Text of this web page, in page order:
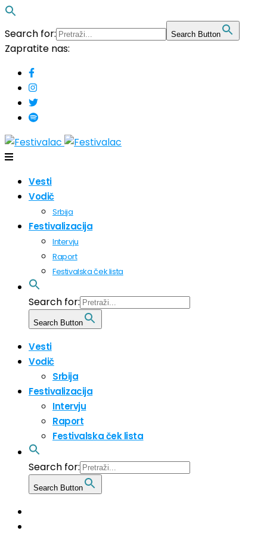
Search for: Search Button
Zapratite nas:
Vesti
Vodič
Srbija
Festivalizacija
Intervju
Raport
Festivalska ček lista
Search for:
Search Button
Vesti
Vodič
Srbija
Festivalizacija
Intervju
Raport
Festivalska ček lista
Search for:
Search Button